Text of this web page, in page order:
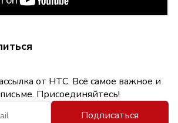
от НТС. Всё самое важное и
Присоединяйтесь!
Подписаться